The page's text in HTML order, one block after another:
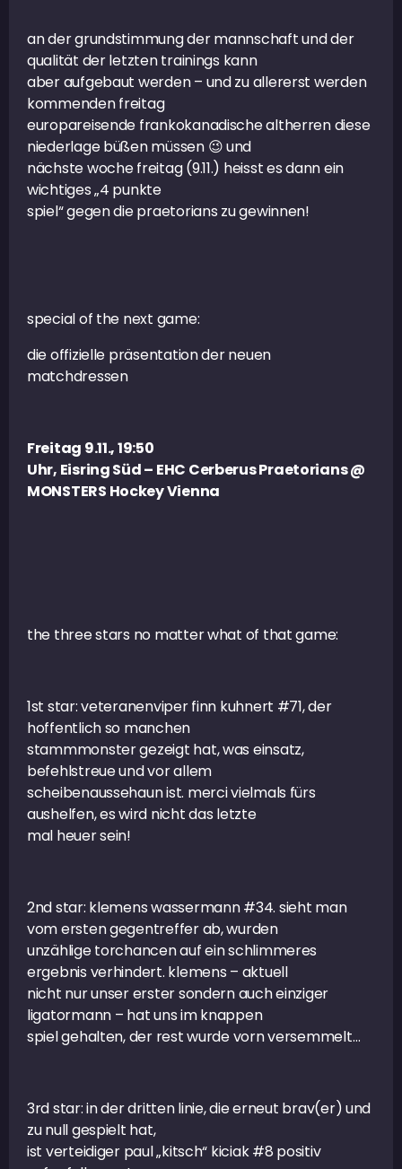
an der grundstimmung der mannschaft und der
qualität der letzten trainings kann
aber aufgebaut werden – und zu allererst werden
kommenden freitag
europareisende frankokanadische altherren diese
niederlage büßen müssen 😉 und
nächste woche freitag (9.11.) heisst es dann ein
wichtiges „4 punkte
spiel“ gegen die praetorians zu gewinnen!
special of the next game:
die offizielle präsentation der neuen
matchdressen
Freitag 9.11., 19:50
Uhr, Eisring Süd – EHC Cerberus Praetorians @
MONSTERS Hockey Vienna
the three stars no matter what of that game:
1st star: veteranenviper finn kuhnert #71, der
hoffentlich so manchen
stammmonster gezeigt hat, was einsatz,
befehlstreue und vor allem
scheibenaussehaun ist. merci vielmals fürs
aushelfen, es wird nicht das letzte
mal heuer sein!
2nd star: klemens wassermann #34. sieht man
vom ersten gegentreffer ab, wurden
unzählige torchancen auf ein schlimmeres
ergebnis verhindert. klemens – aktuell
nicht nur unser erster sondern auch einziger
ligatormann – hat uns im knappen
spiel gehalten, der rest wurde vorn versemmelt…
3rd star: in der dritten linie, die erneut brav(er) und
zu null gespielt hat,
ist verteidiger paul „kitsch“ kiciak #8 positiv